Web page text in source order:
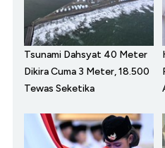
Tsunami Dahsyat 40 Meter
Dikira Cuma 3 Meter, 18.500
Tewas Seketika